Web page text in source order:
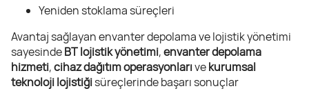
Yeniden stoklama süreçleri
Avantaj sağlayan envanter depolama ve lojistik yönetimi
sayesindeBT lojistik yönetimi,envanter depolama
hizmeti,cihaz dağıtım operasyonlarıvekurumsal
teknoloji lojistiğisüreçlerinde başarı sonuçlar